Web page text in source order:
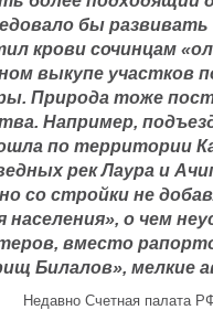
бы
крови сочинцам
выкупе участков
Природа тоже
Например,
по территории
рек Лаура и
со стройки не
населения», о чем
вместо
Билалов», мелкие
Недавно Счетная палата